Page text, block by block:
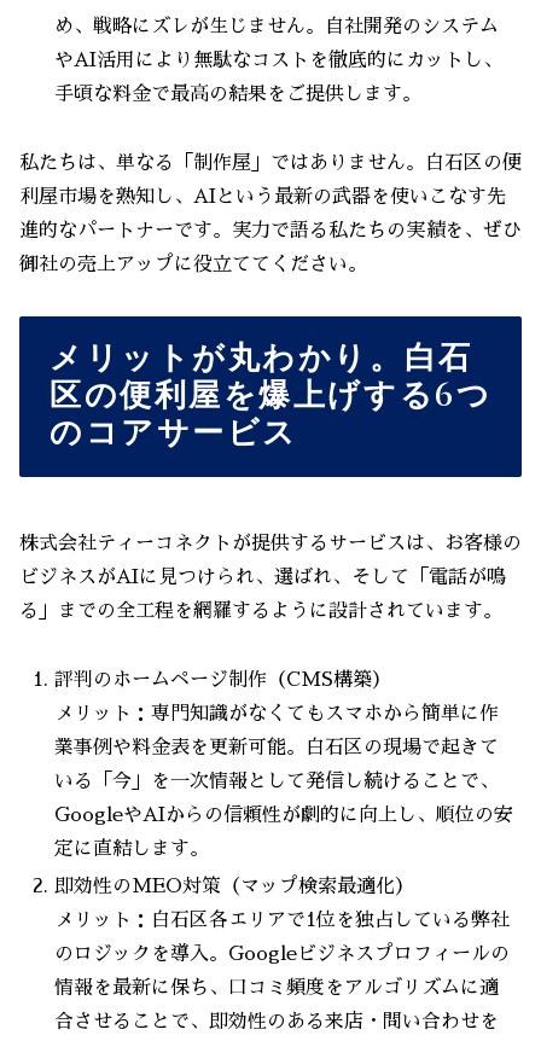
め、戦略にズレが生じません。自社開発のシステム
やAI活用により無駄なコストを徹底的にカットし、
手頃な料金で最高の結果をご提供します。
私たちは、単なる「制作屋」ではありません。白石区の便
利屋市場を熟知し、AIという最新の武器を使いこなす先
進的なパートナーです。実力で語る私たちの実績を、ぜひ
御社の売上アップに役立ててください。
メリットが丸わかり。白石
区の便利屋を爆上げする6つ
のコアサービス
株式会社ティーコネクトが提供するサービスは、お客様の
ビジネスがAIに見つけられ、選ばれ、そして「電話が鳴
る」までの全工程を網羅するように設計されています。
評判のホームページ制作（CMS構築）
メリット：専門知識がなくてもスマホから簡単に作
業事例や料金表を更新可能。白石区の現場で起きて
いる「今」を一次情報として発信し続けることで、
GoogleやAIからの信頼性が劇的に向上し、順位の安
定に直結します。
即効性のMEO対策（マップ検索最適化）
メリット：白石区各エリアで1位を独占している弊社
のロジックを導入。Googleビジネスプロフィールの
情報を最新に保ち、口コミ頻度をアルゴリズムに適
合させることで、即効性のある来店・問い合わせを